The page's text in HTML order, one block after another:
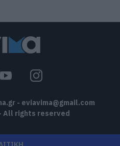
- eviavima@gmail.com
All rights reserved